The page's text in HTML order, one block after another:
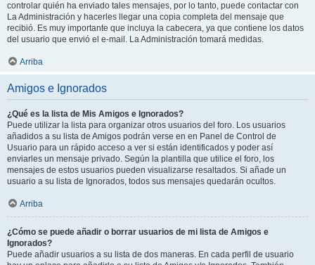
controlar quién ha enviado tales mensajes, por lo tanto, puede contactar con
La Administración y hacerles llegar una copia completa del mensaje que
recibió. Es muy importante que incluya la cabecera, ya que contiene los datos
del usuario que envió el e-mail. La Administración tomará medidas.
Arriba
Amigos e Ignorados
¿Qué es la lista de Mis Amigos e Ignorados?
Puede utilizar la lista para organizar otros usuarios del foro. Los usuarios
añadidos a su lista de Amigos podrán verse en en Panel de Control de
Usuario para un rápido acceso a ver si están identificados y poder así
enviarles un mensaje privado. Según la plantilla que utilice el foro, los
mensajes de estos usuarios pueden visualizarse resaltados. Si añade un
usuario a su lista de Ignorados, todos sus mensajes quedarán ocultos.
Arriba
¿Cómo se puede añadir o borrar usuarios de mi lista de Amigos e
Ignorados?
Puede añadir usuarios a su lista de dos maneras. En cada perfil de usuario